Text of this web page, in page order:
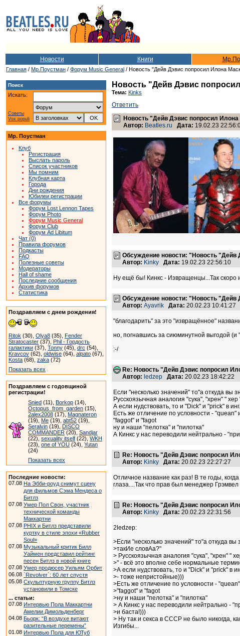
Новости Книги
Главная / Мр.Поустман / Форум Music General / Новость "Дейв Дэвис попросил Илона
Поиск
Искать:
Советы
Vox populi
Мр. Поустман
Клуб
Регистрация
Выслать пароль
Список участников
Мы помним
Клубная карта
Города
Дни рождения
Юбилеи регистрации
Все форумы
Форум Lost Lennon Tapes
Форум Photo
Форум Music General
Форум Club
Форум Ad Libitum
Чат (0)
Правила форумов
Подкасты
FAQ
Полезные советы
Модераторы
Hall of shame
Последние сообщения
Архив форумов
Статистика
Поздравляем с днем рождения!
Ritok (30), Olya8 (35), Fender
Stratocaster (37), Phil - Гордость
галактики (37), Tonny (45), drc (54),
Kravcov (62), oldwise (64), alpato (67),
Kosta (68), zaka (72)
Показать всех
Поздравляем с годовщиной
регистрации!
Snied (11), Borkop (14),
Octopus_from_garden (15),
2alex2008 (17), Magnateron
(19), Me (19), abt52 (19),
Seralvin (19), DISCO
COMMANDER (20), Sandjar
(22), sexuality itself (22), WKH
(23), one of YOU (24), Yutan
(24)
Показать всех
Последние новости:
07.08 На Эбби-роуд снимут сцену
для фильмов Сэма Мендеса о
Битлз
07.08 Умер Пол Свон, участник
технической команды
Маккартни
07.08 PHIX и Битлз представили
куртку в стиле эпохи «Rubber
Soul»
07.08 Музыкальный критик Билл
Уаймен представил рейтинг
песен Битлз в новой книге
07.08 Умер продюсер Уильям Орбит
06.08 `Revolver`: 60 лет спустя
05.08 Скульптурную группу Битлз
установили в Томске
... статьи:
07.08 Интервью Пола Маккартни
Амелии Димольденберг
04.08 Бьорк: “В воздухе витают
разительные перемены”
01.08 Интервью Пола для ЮТуб
Новость "Дейв Дэвис
Тема: Kinks
Ответить
Новость "Дейв Дэвис попросил
Автор: Beatles.ru Дата: 19.02.23
Обсуждение новости: "Новость "Дейв
Автор: Kinky Дата: 19.02.23 22:56:10
Ну ещё бы! Кинкс - Извращенцы...Так скоро
Обсуждение новости: "Новость "Дейв
Автор: Ayavrik Дата: 20.02.23 10:41:27
"благодарить" за это "извращённое"
но, погнавшись за сиюминутной выгодой (и
:-/
Re: Новость "Дейв Дэвис попросил
Автор: ledzep Дата: 20.02.23 18:42:22
Если "несколько значений" то"а откуда вы
Русскоязычная аналогия "сука", "хрен" "
А если нудствовать, то и "Dick" и "prick" в
Есть же отличение по условности - "quean"
"faggot" и "fagot
ну и наши "пелотка" и "пилотка"
А Кинкс у нас переводили нейтрально -
Re: Новость "Дейв Дэвис попросил
Автор: Kinky Дата: 20.02.23 22:27:27
Отличное название как раз! В те годы,
глаза....Так что прав был менеджер
Re: Новость "Дейв Дэвис попросил
Автор: Kinky Дата: 20.02.23 22:31:56
2ledzep:
>Если "несколько значений" то"а откуда вы
>такИе словАа?"
> Русскоязычная аналогия "сука", "хрен" "
>" - всё это вполне себе нормальные
>А если нудствовать, то и "Dick" и "prick" в
>- тоже непристойные)))
>Есть же отличение по условности -
>"faggot" и "fagot
>ну и наши "пелотка" и "пилотка"
> А Кинкс у нас переводили нейтрально -
>и баста!)))
> Ну так и секса в СССР не было никогда,
Изгибы...